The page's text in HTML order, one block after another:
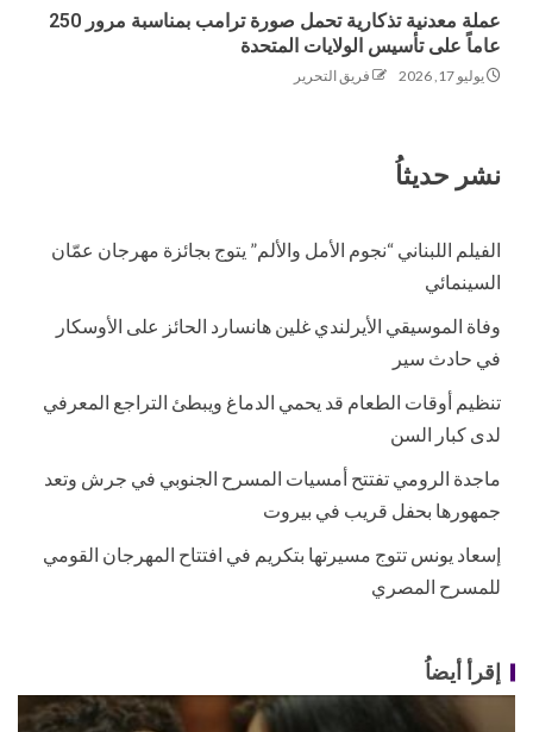
عملة معدنية تذكارية تحمل صورة ترامب بمناسبة مرور 250
عاماً على تأسيس الولايات المتحدة
يوليو 17, 2026 فريق التحرير
نشر حديثاُ
الفيلم اللبناني “نجوم الأمل والألم” يتوج بجائزة مهرجان عمّان
السينمائي
وفاة الموسيقي الأيرلندي غلين هانسارد الحائز على الأوسكار
في حادث سير
تنظيم أوقات الطعام قد يحمي الدماغ ويبطئ التراجع المعرفي
لدى كبار السن
ماجدة الرومي تفتتح أمسيات المسرح الجنوبي في جرش وتعد
جمهورها بحفل قريب في بيروت
إسعاد يونس تتوج مسيرتها بتكريم في افتتاح المهرجان القومي
للمسرح المصري
إقرأ أيضاُ